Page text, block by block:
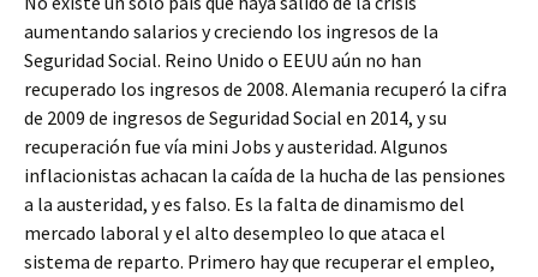
aumentando salarios y creciendo los ingresos de la
Seguridad Social. Reino Unido o EEUU aún no han
recuperado los ingresos de 2008. Alemania recuperó la cifra
de 2009 de ingresos de Seguridad Social en 2014, y su
recuperación fue vía mini Jobs y austeridad. Algunos
inflacionistas achacan la caída de la hucha de las pensiones
a la austeridad, y es falso. Es la falta de dinamismo del
mercado laboral y el alto desempleo lo que ataca el
sistema de reparto. Primero hay que recuperar el empleo,